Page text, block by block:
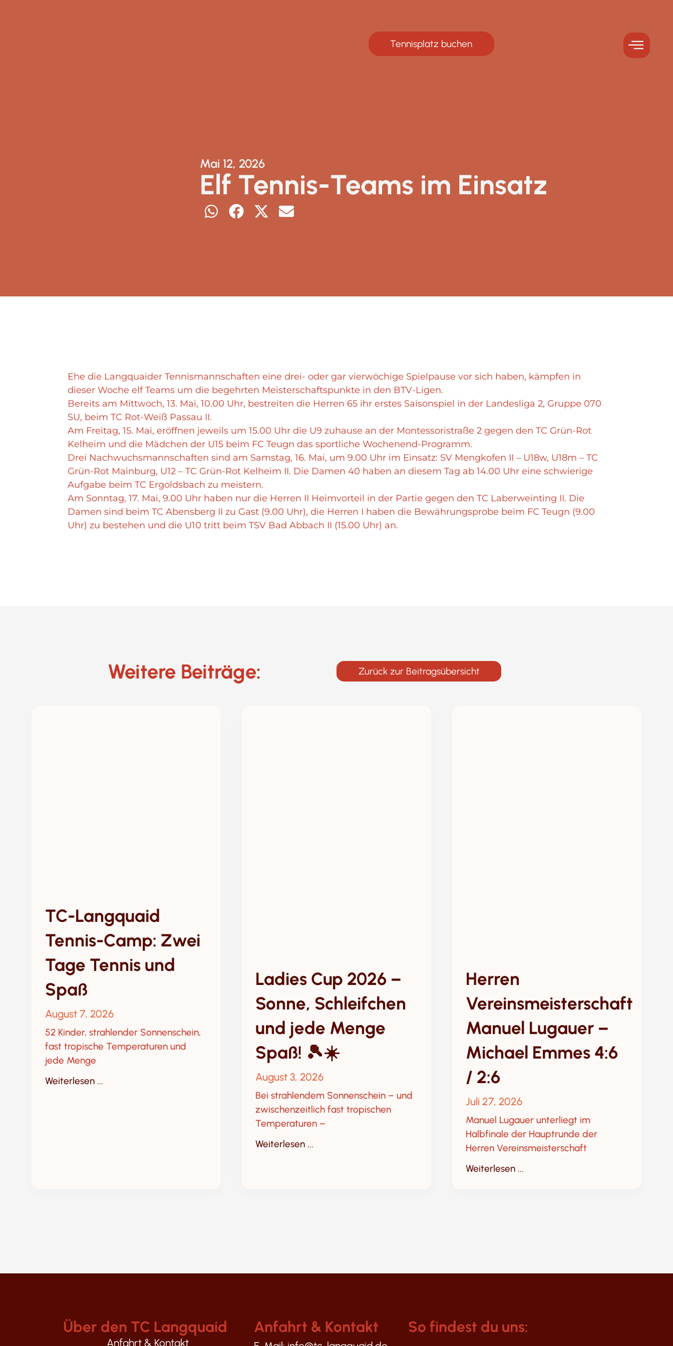
Tennisplatz buchen
Mai 12, 2026
Elf Tennis-Teams im Einsatz
Ehe die Langquaider Tennismannschaften eine drei- oder gar vierwöchige Spielpause vor sich haben, kämpfen in
dieser Woche elf Teams um die begehrten Meisterschaftspunkte in den BTV-Ligen.
Bereits am Mittwoch, 13. Mai, 10.00 Uhr, bestreiten die Herren 65 ihr erstes Saisonspiel in der Landesliga 2, Gruppe 070
SU, beim TC Rot-Weiß Passau II.
Am Freitag, 15. Mai, eröffnen jeweils um 15.00 Uhr die U9 zuhause an der Montessoristraße 2 gegen den TC Grün-Rot
Kelheim und die Mädchen der U15 beim FC Teugn das sportliche Wochenend-Programm.
Drei Nachwuchsmannschaften sind am Samstag, 16. Mai, um 9.00 Uhr im Einsatz: SV Mengkofen II – U18w, U18m – TC
Grün-Rot Mainburg, U12 – TC Grün-Rot Kelheim II. Die Damen 40 haben an diesem Tag ab 14.00 Uhr eine schwierige
Aufgabe beim TC Ergoldsbach zu meistern.
Am Sonntag, 17. Mai, 9.00 Uhr haben nur die Herren II Heimvorteil in der Partie gegen den TC Laberweinting II. Die
Damen sind beim TC Abensberg II zu Gast (9.00 Uhr), die Herren I haben die Bewährungsprobe beim FC Teugn (9.00
Uhr) zu bestehen und die U10 tritt beim TSV Bad Abbach II (15.00 Uhr) an.
Weitere Beiträge: Zurück zur Beitragsübersicht
TC-Langquaid
Tennis-Camp: Zwei
Tage Tennis und
Spaß
August 7, 2026
52 Kinder, strahlender Sonnenschein,
fast tropische Temperaturen und
jede Menge
Weiterlesen ...
Ladies Cup 2026 –
Sonne, Schleifchen
und jede Menge
Spaß! 🎾☀️
August 3, 2026
Bei strahlendem Sonnenschein – und
zwischenzeitlich fast tropischen
Temperaturen –
Weiterlesen ...
Herren
Vereinsmeisterschaft
Manuel Lugauer –
Michael Emmes 4:6
/ 2:6
Juli 27, 2026
Manuel Lugauer unterliegt im
Halbfinale der Hauptrunde der
Herren Vereinsmeisterschaft
Weiterlesen ...
Über den TC Langquaid
Anfahrt & Kontakt
Anfahrt & Kontakt So findest du uns: